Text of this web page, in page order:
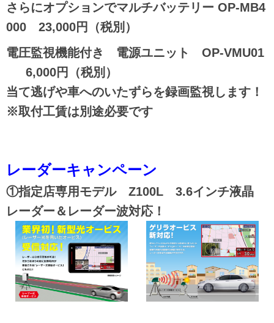
さらにオプションでマルチバッテリー OP-MB4
000 23,000円（税別）
電圧監視機能付き 電源ユニット OP-VMU01
6,000円（税別）
当て逃げや車へのいたずらを録画監視します！
※取付工賃は別途必要です
レーダーキャンペーン
①指定店専用モデル Z100L 3.6インチ液晶
レーダー＆レーダー波対応！